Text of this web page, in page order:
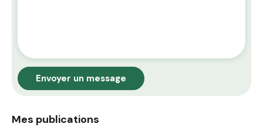
Envoyer un message
Mes publications